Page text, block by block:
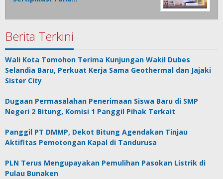
Berita Terkini
Wali Kota Tomohon Terima Kunjungan Wakil Dubes
Selandia Baru, Perkuat Kerja Sama Geothermal dan Jajaki
Sister City
Dugaan Permasalahan Penerimaan Siswa Baru di SMP
Negeri 2 Bitung, Komisi 1 Panggil Pihak Terkait
Panggil PT DMMP, Dekot Bitung Agendakan Tinjau
Aktifitas Pemotongan Kapal di Tandurusa
PLN Terus Mengupayakan Pemulihan Pasokan Listrik di
Pulau Bunaken